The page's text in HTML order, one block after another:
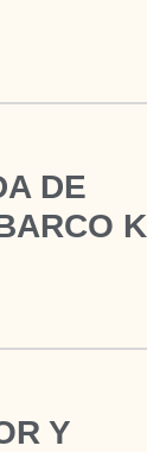
DE
K
Y